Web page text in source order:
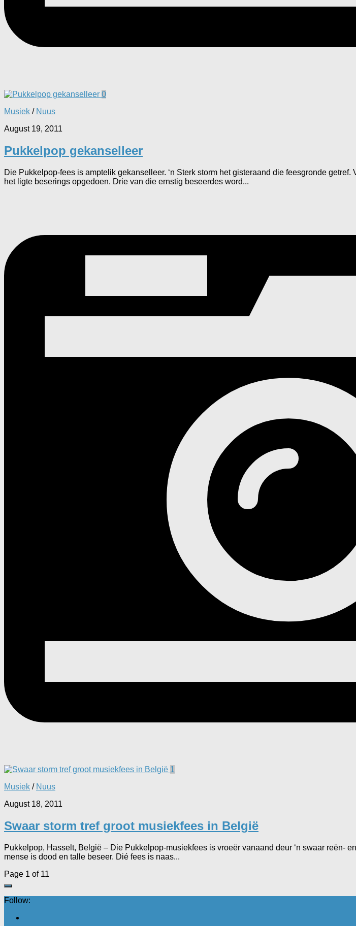
0
Musiek / Nuus
August 19, 2011
Pukkelpop gekanselleer
Die Pukkelpop-fees is amptelik gekanselleer. ‘n Sterk storm het gisteraand die feesgronde
het ligte beserings opgedoen. Drie van die ernstig beseerdes word...
1
Musiek / Nuus
August 18, 2011
Swaar storm tref groot musiekfees in België
Pukkelpop, Hasselt, België – Die Pukkelpop-musiekfees is vroeër vanaand deur ‘n swaar reën-
mense is dood en talle beseer. Dié fees is naas...
Page 1 of 11
Follow: